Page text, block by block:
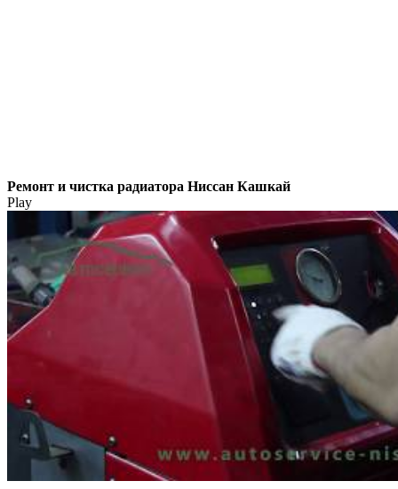
Ремонт и чистка радиатора Ниссан Кашкай
Play